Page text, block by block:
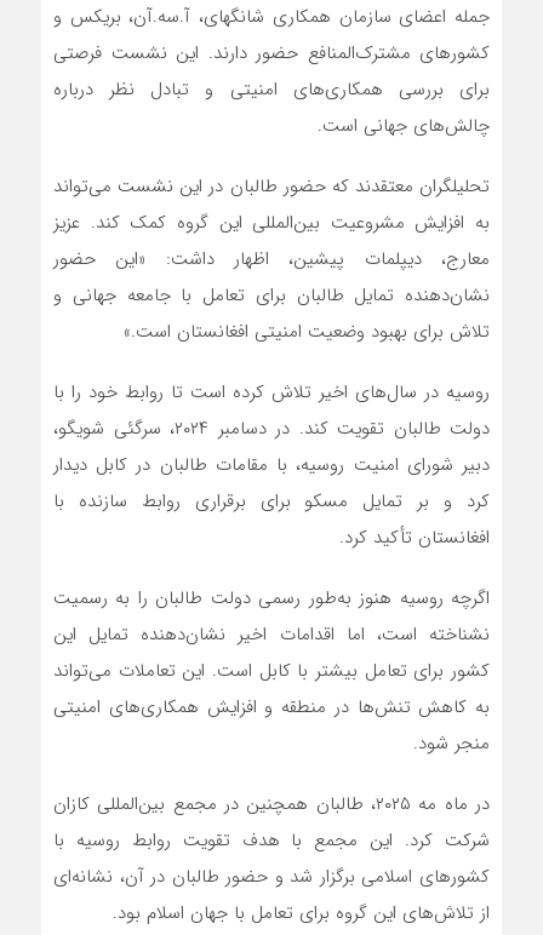
جمله اعضای سازمان همکاری شانگهای، آ.سه.آن، بریکس و
کشورهای مشترک‌المنافع حضور دارند. این نشست فرصتی
برای بررسی همکاری‌های امنیتی و تبادل نظر درباره
چالش‌های جهانی است.
تحلیلگران معتقدند که حضور طالبان در این نشست می‌تواند
به افزایش مشروعیت بین‌المللی این گروه کمک کند. عزیز
معارج، دیپلمات پیشین، اظهار داشت: «این حضور
نشان‌دهنده تمایل طالبان برای تعامل با جامعه جهانی و
تلاش برای بهبود وضعیت امنیتی افغانستان است.»
روسیه در سال‌های اخیر تلاش کرده است تا روابط خود را با
دولت طالبان تقویت کند. در دسامبر ۲۰۲۴، سرگئی شویگو،
دبیر شورای امنیت روسیه، با مقامات طالبان در کابل دیدار
کرد و بر تمایل مسکو برای برقراری روابط سازنده با
افغانستان تأکید کرد.
اگرچه روسیه هنوز به‌طور رسمی دولت طالبان را به رسمیت
نشناخته است، اما اقدامات اخیر نشان‌دهنده تمایل این
کشور برای تعامل بیشتر با کابل است. این تعاملات می‌تواند
به کاهش تنش‌ها در منطقه و افزایش همکاری‌های امنیتی
منجر شود.
در ماه مه ۲۰۲۵، طالبان همچنین در مجمع بین‌المللی کازان
شرکت کرد. این مجمع با هدف تقویت روابط روسیه با
کشورهای اسلامی برگزار شد و حضور طالبان در آن، نشانه‌ای
از تلاش‌های این گروه برای تعامل با جهان اسلام بود.